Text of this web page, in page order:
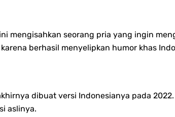
mengisahkan seorang pria yang ingin
berhasil menyelipkan humor khas
dibuat versi Indonesianya pada
aslinya.